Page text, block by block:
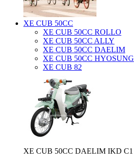
XE CUB 50CC
XE CUB 50CC ROLLO
XE CUB 50CC ALLY
XE CUB 50CC DAELIM
XE CUB 50CC HYOSUNG
XE CUB 82
XE CUB 50CC DAELIM IKD C1